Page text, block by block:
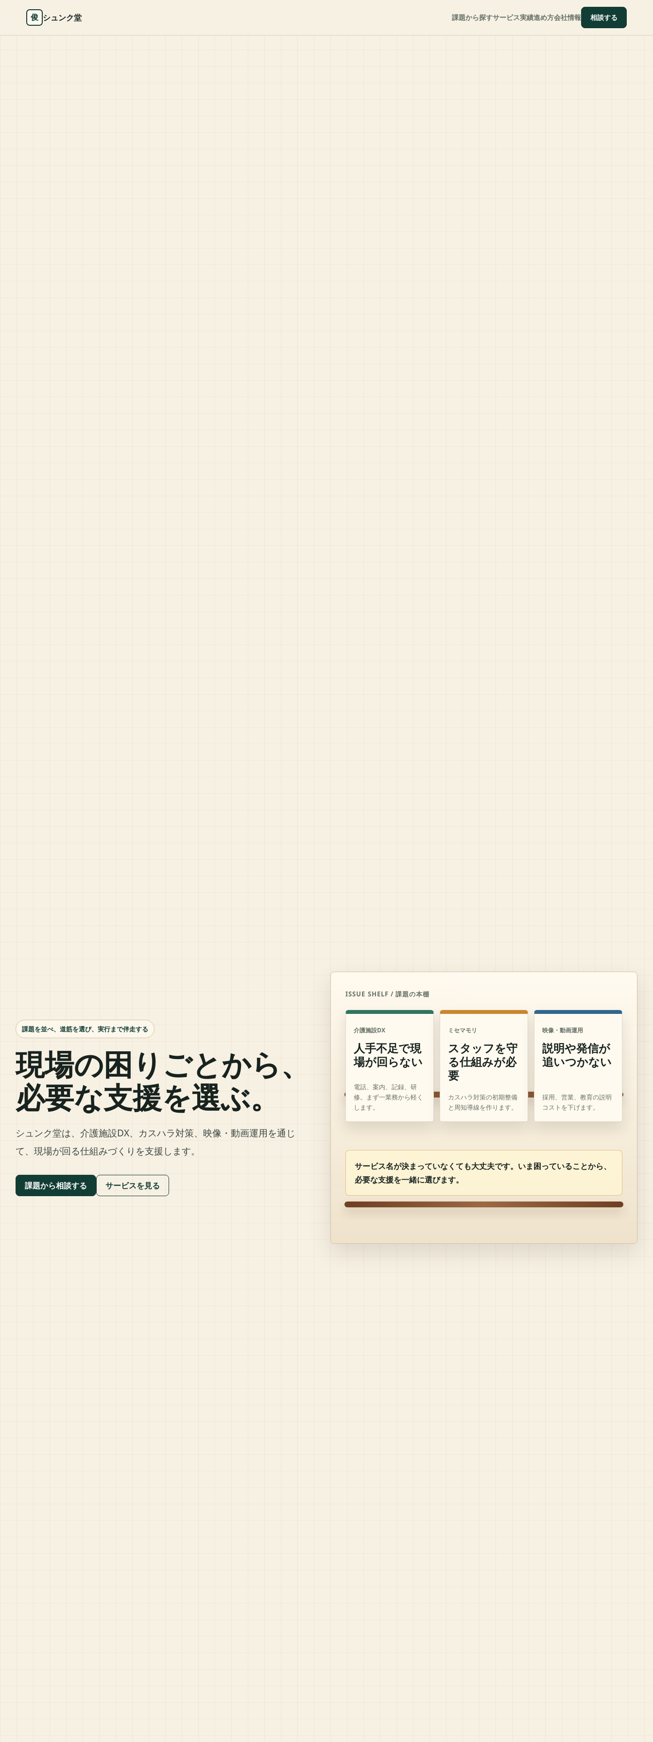
俊 シュンク堂 課題から探すサービス実績進め方会社情報 相談する
課題を並べ、道筋を選び、実行まで伴走する
現場の困りごとから、
必要な支援を選ぶ。
シュンク堂は、介護施設DX、カスハラ対策、映像・動画運用を通じ
て、現場が回る仕組みづくりを支援します。
課題から相談する サービスを見る
ISSUE SHELF / 課題の本棚
介護施設DX
人手不足で現
場が回らない
電話、案内、記録、研
修。まず一業務から軽く
します。
ミセマモリ
スタッフを守
る仕組みが必
要
カスハラ対策の初期整備
と周知導線を作ります。
映像・動画運用
説明や発信が
追いつかない
採用、営業、教育の説明
コストを下げます。
サービス名が決まっていなくても大丈夫です。いま困っていることから、
必要な支援を一緒に選びます。